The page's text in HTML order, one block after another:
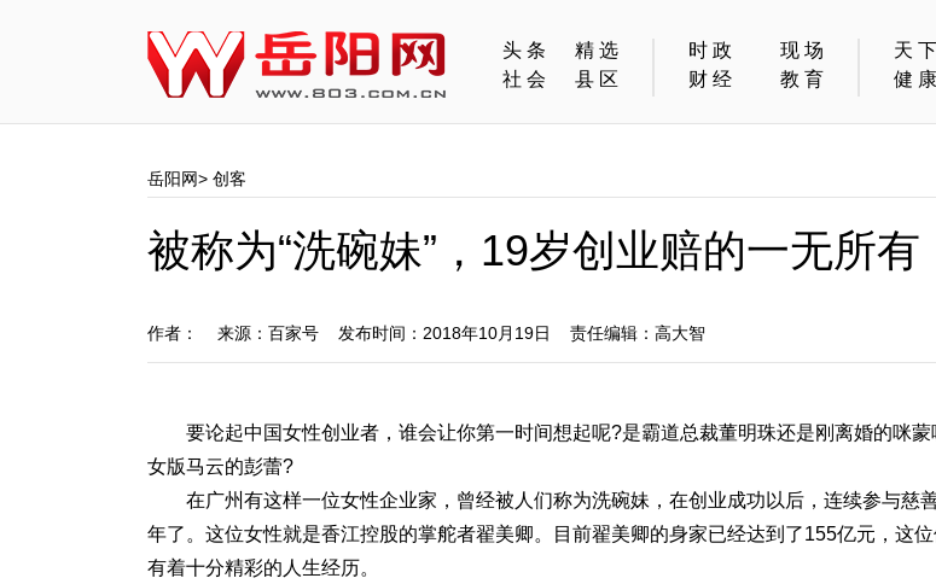
头条
精选
社会
县区
时政
现场
财经
教育
天
健
岳阳网> 创客
被称为“洗碗妹”，19岁创业赔的一无所
作者： 来源：百家号 发布时间：2018年10月19日 责任编辑：高大智
要论起中国女性创业者，谁会让你第一时间想起呢?是霸道总裁董明珠还是刚离婚的咪
女版马云的彭蕾?
在广州有这样一位女性企业家，曾经被人们称为洗碗妹，在创业成功以后，连续参与慈
年了。这位女性就是香江控股的掌舵者翟美卿。目前翟美卿的身家已经达到了155亿元，这
有着十分精彩的人生经历。